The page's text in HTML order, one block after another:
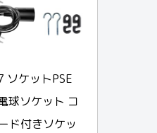
ソケットPSE
球ソケット コ
ド付きソケッ